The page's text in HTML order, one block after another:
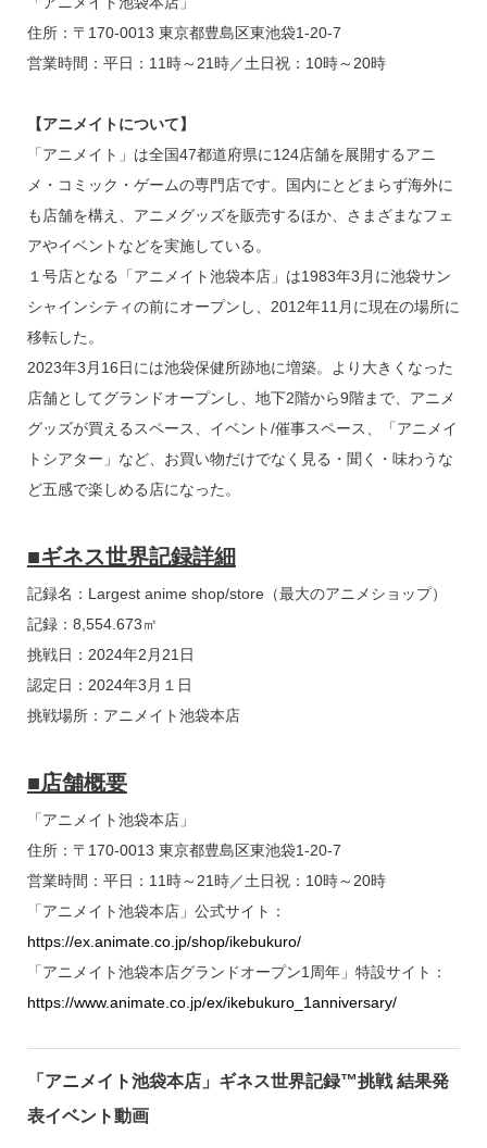
住所：〒170-0013 東京都豊島区東池袋1-20-7
営業時間：平日：11時～21時／土日祝：10時～20時
【アニメイトについて】
「アニメイト」は全国47都道府県に124店舗を展開するアニ
メ・コミック・ゲームの専門店です。国内にとどまらず海外に
も店舗を構え、アニメグッズを販売するほか、さまざまなフェ
アやイベントなどを実施している。
１号店となる「アニメイト池袋本店」は1983年3月に池袋サン
シャインシティの前にオープンし、2012年11月に現在の場所に
移転した。
2023年3月16日には池袋保健所跡地に増築。より大きくなった
店舗としてグランドオープンし、地下2階から9階まで、アニメ
グッズが買えるスペース、イベント/催事スペース、「アニメイ
トシアター」など、お買い物だけでなく見る・聞く・味わうな
ど五感で楽しめる店になった。
■ギネス世界記録詳細
記録名：Largest anime shop/store（最大のアニメショップ）
記録：8,554.673㎡
挑戦日：2024年2月21日
認定日：2024年3月１日
挑戦場所：アニメイト池袋本店
■店舗概要
「アニメイト池袋本店」
住所：〒170-0013 東京都豊島区東池袋1-20-7
営業時間：平日：11時～21時／土日祝：10時～20時
「アニメイト池袋本店」公式サイト：
https://ex.animate.co.jp/shop/ikebukuro/
「アニメイト池袋本店グランドオープン1周年」特設サイト：
https://www.animate.co.jp/ex/ikebukuro_1anniversary/
「アニメイト池袋本店」ギネス世界記録™挑戦 結果発
表イベント動画